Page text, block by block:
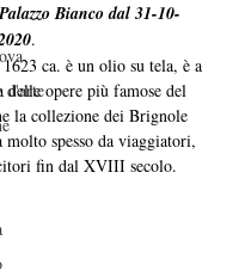
d'arte
Palazzo Bianco dal 31-10-
.
ca. è un olio su tela, è a
delle opere più famose del
la collezione dei Brignole
molto spesso da viaggiatori,
fin dal XVIII secolo.